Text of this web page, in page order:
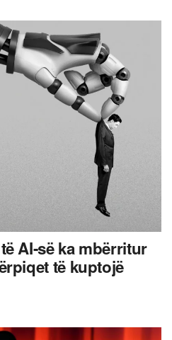
AI-së ka mbërritur
të kuptojë